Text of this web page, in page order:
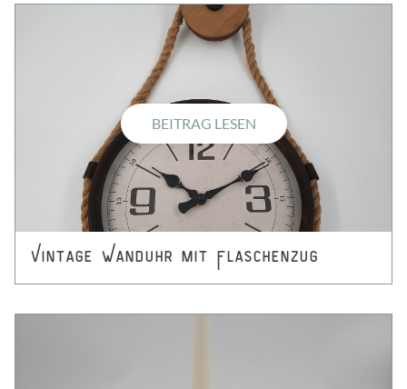
Vintage Wanduhr mit Flaschenzug
BEITRAG LESEN